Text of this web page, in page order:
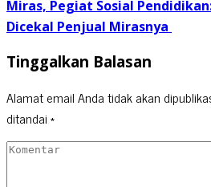
Miras, Pegiat Sosial
Dicekal Penjual Mirasnya
Tinggalkan Balasan
Alamat email Anda tidak akan
ditandai*